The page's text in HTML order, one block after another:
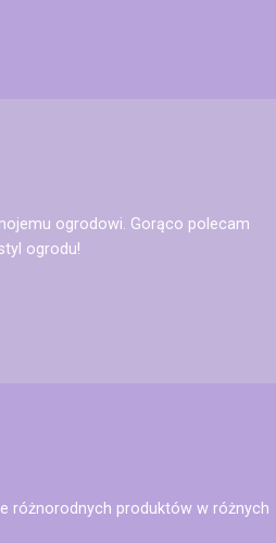
ogrodowi. Gorąco polecam
ogrodu!
różnorodnych produktów w różnych